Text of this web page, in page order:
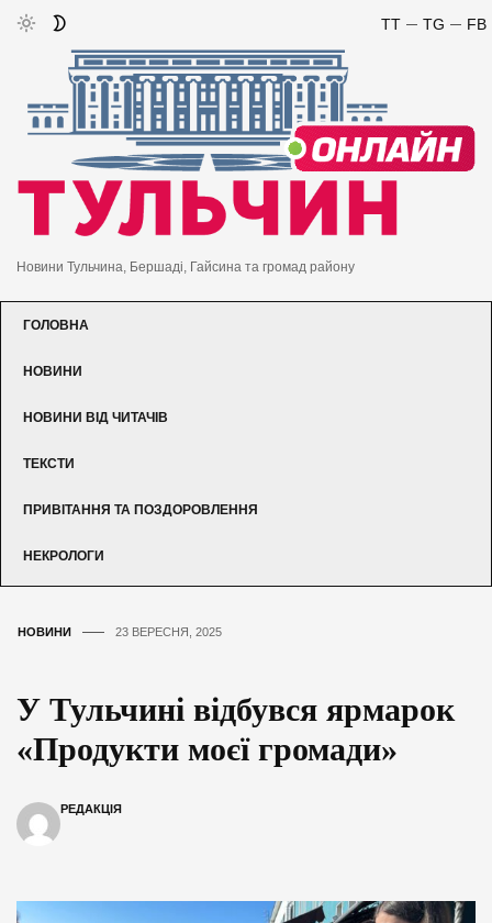
FB
TG
TT
Новини Тульчина, Бершаді, Гайсина та громад району
ГОЛОВНА
НОВИНИ
НОВИНИ ВІД ЧИТАЧІВ
ТЕКСТИ
ПРИВІТАННЯ ТА ПОЗДОРОВЛЕННЯ
НЕКРОЛОГИ
НОВИНИ 23 ВЕРЕСНЯ, 2025
У Тульчині відбувся ярмарок
«Продукти моєї громади»
РЕДАКЦІЯ